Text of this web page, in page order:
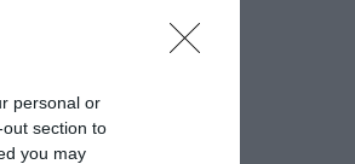
personal or
section to
you may